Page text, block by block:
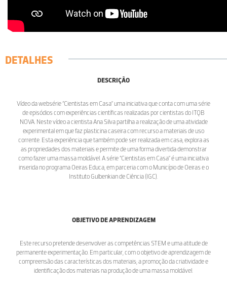
DETALHES
DESCRIÇÃO
Vídeo da websérie “Cientistas em Casa” uma iniciativa que conta com uma série
de episódios com experiências científicas realizadas por cientistas do ITQB
NOVA. Neste vídeo a cientista Ana Silva partilha a realização de uma atividade
experimental em que faz plasticina caseira com recurso a materiais de uso
corrente. Esta experiência que também pode ser realizada em casa, explora as
as propriedades dos materiais e permite de uma forma divertida demonstrar
como fazer uma massa moldável. A série “Cientistas em Casa” é uma iniciativa
inserida no programa Oeiras Educa, em parceria com o Município de Oeiras e o
Instituto Gulbenkian de Ciência (IGC).
OBJETIVO DE APRENDIZAGEM
Este recurso pretende desenvolver as competências STEM e uma atitude de
permanente experimentação. Em particular, com o objetivo de aprendizagem de
compreensão das características dos materiais; a promoção da criatividade e
identificação dos materiais na produção de uma massa moldável.